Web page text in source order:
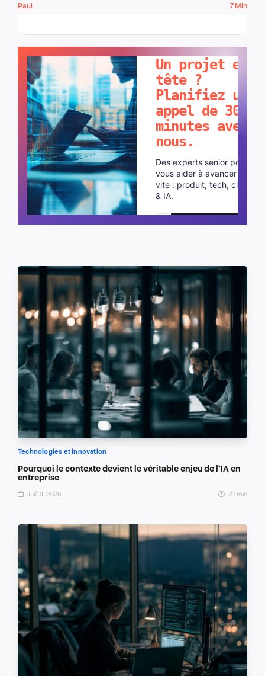
Paul
7 Min
Un projet en
tête ?
Planifiez un
appel de 30
minutes avec
nous.
Des experts senior pour
vous aider à avancer plus
vite : produit, tech, cloud
& IA.
Planifier un appel
Technologies et innovation
Pourquoi le contexte devient le véritable enjeu de l’IA en
entreprise
Juil 31, 2026 27 min